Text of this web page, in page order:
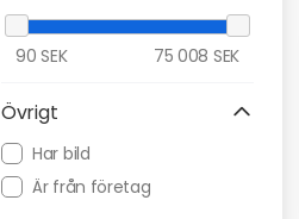
90 SEK 75 008 SEK
Övrigt
Har bild
Är från företag